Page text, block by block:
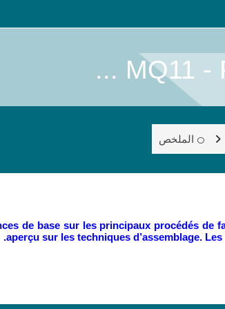
MQ11 -
الملخص
de base sur les principaux procédés
aperçu sur les techniques d’assemblage.